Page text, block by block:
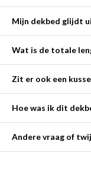
Mijn dekbed glijdt
Wat is de totale
Zit er ook een
Hoe was ik dit
Andere vraag of